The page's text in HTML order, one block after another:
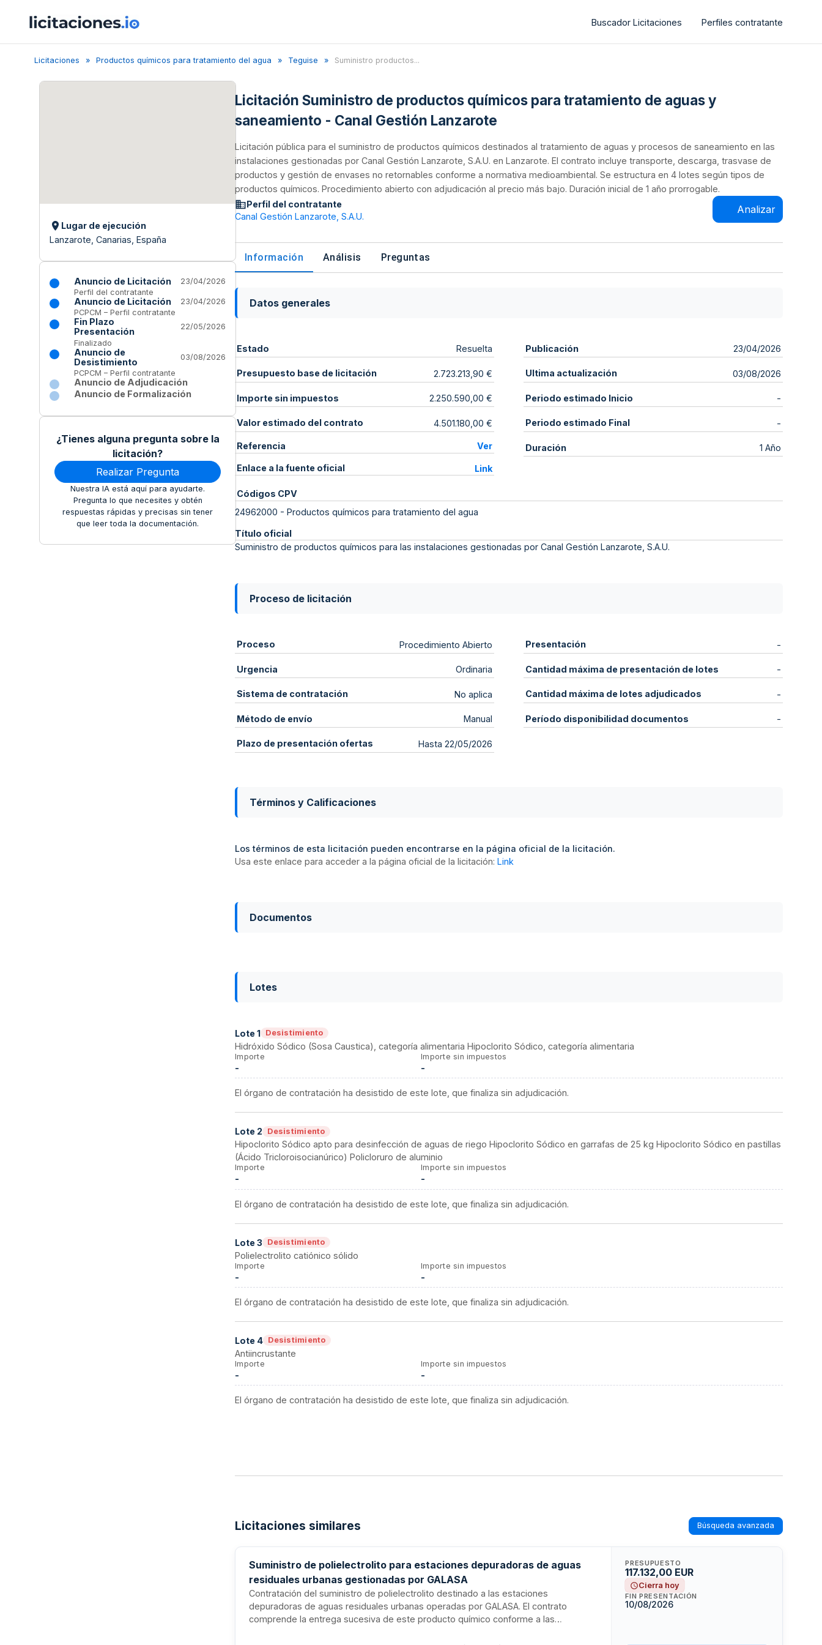
Buscador Licitaciones Perfiles contratante
Licitaciones Productos químicos para tratamiento del agua Teguise Suministro productos...
Lugar de ejecución
Lanzarote, Canarias, España
Anuncio de Licitación
23/04/2026
Perfil del contratante
Anuncio de Licitación
23/04/2026
PCPCM – Perfil contratante
Fin Plazo
Presentación
22/05/2026
Finalizado
Anuncio de
Desistimiento
03/08/2026
PCPCM – Perfil contratante
Anuncio de Adjudicación
Anuncio de Formalización
¿Tienes alguna pregunta sobre la
licitación?
Realizar Pregunta
Nuestra IA está aquí para ayudarte.
Pregunta lo que necesites y obtén
respuestas rápidas y precisas sin tener
que leer toda la documentación.
Licitación Suministro de productos químicos para tratamiento de aguas y
saneamiento - Canal Gestión Lanzarote
Licitación pública para el suministro de productos químicos destinados al tratamiento de aguas y procesos de saneamiento en las
instalaciones gestionadas por Canal Gestión Lanzarote, S.A.U. en Lanzarote. El contrato incluye transporte, descarga, trasvase de
productos y gestión de envases no retornables conforme a normativa medioambiental. Se estructura en 4 lotes según tipos de
productos químicos. Procedimiento abierto con adjudicación al precio más bajo. Duración inicial de 1 año prorrogable.
Perfil del contratante
Canal Gestión Lanzarote, S.A.U.
Analizar
Información Análisis Preguntas
Datos generales
Estado Resuelta
Presupuesto base de licitación 2.723.213,90 €
Importe sin impuestos 2.250.590,00 €
Valor estimado del contrato 4.501.180,00 €
Referencia Ver
Enlace a la fuente oficial Link
Publicación 23/04/2026
Ultima actualización 03/08/2026
Periodo estimado Inicio -
Periodo estimado Final -
Duración 1 Año
Códigos CPV
24962000 - Productos químicos para tratamiento del agua
Título oficial
Suministro de productos químicos para las instalaciones gestionadas por Canal Gestión Lanzarote, S.A.U.
Proceso de licitación
Proceso Procedimiento Abierto
Urgencia Ordinaria
Sistema de contratación No aplica
Método de envío Manual
Plazo de presentación ofertas Hasta 22/05/2026
Presentación -
Cantidad máxima de presentación de lotes -
Cantidad máxima de lotes adjudicados -
Período disponibilidad documentos -
Términos y Calificaciones
Los términos de esta licitación pueden encontrarse en la página oficial de la licitación.
Usa este enlace para acceder a la página oficial de la licitación: Link
Documentos
Lotes
Lote1 Desistimiento
Hidróxido Sódico (Sosa Caustica), categoría alimentaria Hipoclorito Sódico, categoría alimentaria
Importe
-
Importe sin impuestos
-
El órgano de contratación ha desistido de este lote, que finaliza sin adjudicación.
Lote 2 Desistimiento
Hipoclorito Sódico apto para desinfección de aguas de riego Hipoclorito Sódico en garrafas de 25 kg Hipoclorito Sódico en pastillas
(Ácido Tricloroisocianúrico) Policloruro de aluminio
Importe
-
Importe sin impuestos
-
El órgano de contratación ha desistido de este lote, que finaliza sin adjudicación.
Lote3 Desistimiento
Polielectrolito catiónico sólido
Importe
-
Importe sin impuestos
-
El órgano de contratación ha desistido de este lote, que finaliza sin adjudicación.
Lote 4 Desistimiento
Antiincrustante
Importe
-
Importe sin impuestos
-
El órgano de contratación ha desistido de este lote, que finaliza sin adjudicación.
Licitaciones similares Búsqueda avanzada
Suministro de polielectrolito para estaciones depuradoras de aguas
residuales urbanas gestionadas por GALASA
Contratación del suministro de polielectrolito destinado a las estaciones
depuradoras de aguas residuales urbanas operadas por GALASA. El contrato
comprende la entrega sucesiva de este producto químico conforme a las
PRESUPUESTO
117.132,00 EUR
Cierra hoy
FIN PRESENTACIÓN
10/08/2026